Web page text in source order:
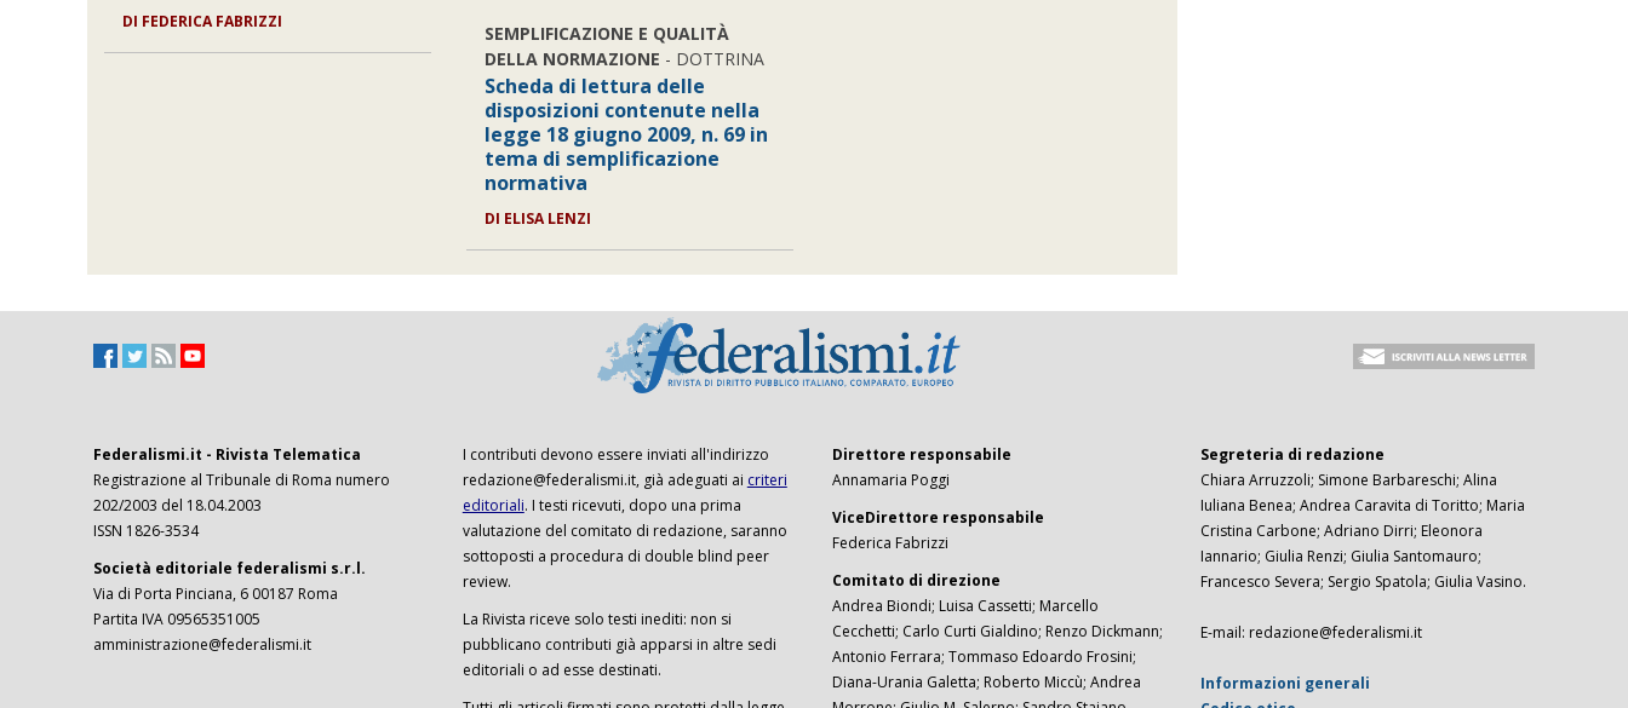
DI FEDERICA FABRIZZI
SEMPLIFICAZIONE E QUALITÀ
DELLA NORMAZIONE - DOTTRINA
Scheda di lettura delle
disposizioni contenute nella
legge 18 giugno 2009, n. 69 in
tema di semplificazione
normativa
DI ELISA LENZI
Federalismi.it - Rivista Telematica
Registrazione al Tribunale di Roma numero
202/2003 del 18.04.2003
ISSN 1826-3534
Società editoriale federalismi s.r.l.
Via di Porta Pinciana, 6 00187 Roma
Partita IVA 09565351005
amministrazione@federalismi.it
I contributi devono essere inviati all'indirizzo
redazione@federalismi.it, già adeguati ai criteri
editoriali. I testi ricevuti, dopo una prima
valutazione del comitato di redazione, saranno
sottoposti a procedura di double blind peer
review.
La Rivista riceve solo testi inediti: non si
pubblicano contributi già apparsi in altre sedi
editoriali o ad esse destinati.
Direttore responsabile
Annamaria Poggi
ViceDirettore responsabile
Federica Fabrizzi
Comitato di direzione
Andrea Biondi; Luisa Cassetti; Marcello
Cecchetti; Carlo Curti Gialdino; Renzo Dickmann;
Antonio Ferrara; Tommaso Edoardo Frosini;
Diana-Urania Galetta; Roberto Miccù; Andrea
Segreteria di redazione
Chiara Arruzzoli; Simone Barbareschi; Alina
Iuliana Benea; Andrea Caravita di Toritto; Maria
Cristina Carbone; Adriano Dirri; Eleonora
Iannario; Giulia Renzi; Giulia Santomauro;
Francesco Severa; Sergio Spatola; Giulia Vasino.
E-mail: redazione@federalismi.it
Informazioni generali